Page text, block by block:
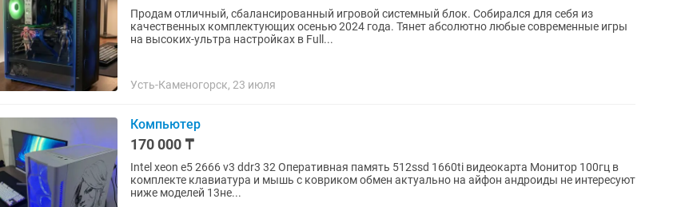
Продам отличный, сбалансированный игровой системный блок. Собирался для себя из
качественных комплектующих осенью 2024 года. Тянет абсолютно любые современные игры
на высоких-ультра настройках в Full...
Усть-Каменогорск, 23 июля
Компьютер
170 000 ₸
Intel xeon e5 2666 v3 ddr3 32 Оперативная память 512ssd 1660ti видеокарта Монитор 100гц в
комплекте клавиатура и мышь с ковриком обмен актуально на айфон андроиды не интересуют
ниже моделей 13не...